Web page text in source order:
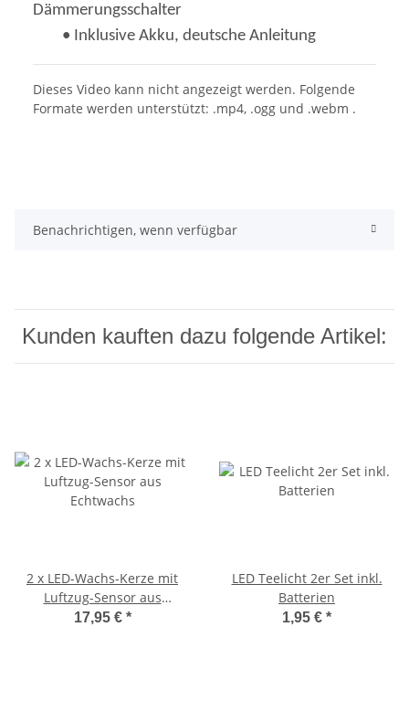
Dämmerungsschalter
• Inklusive Akku, deutsche Anleitung
Dieses Video kann nicht angezeigt werden. Folgende
Formate werden unterstützt: .mp4, .ogg und .webm .
Benachrichtigen, wenn verfügbar
Kunden kauften dazu folgende Artikel:
2 x LED-Wachs-Kerze mit
Luftzug-Sensor aus
Echtwachs
17,95 € *
LED Teelicht 2er Set inkl.
Batterien
1,95 € *